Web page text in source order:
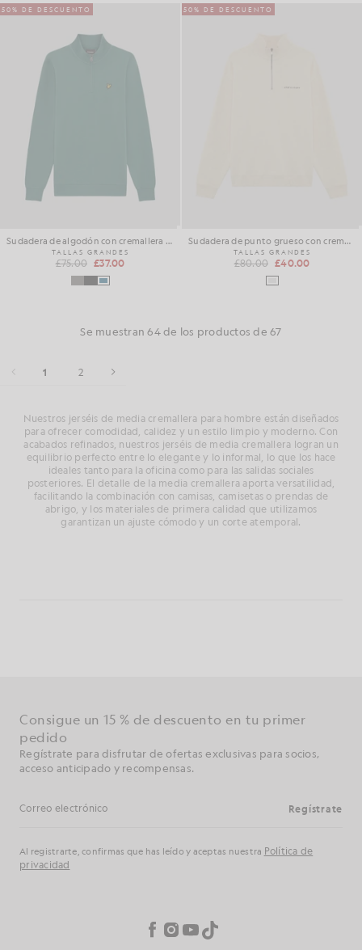
50% DE DESCUENTO
Sudadera de algodón con cremallera de 1/4
TALLAS GRANDES
£75.00 £37.00
50% DE DESCUENTO
Sudadera de punto grueso con cremallera de 1/4
TALLAS GRANDES
£80.00 £40.00
Se muestran 64 de los productos de 67
1 2
Nuestros jerséis de media cremallera para hombre están diseñados
para ofrecer comodidad, calidez y un estilo limpio y moderno. Con
acabados refinados, nuestros jerséis de media cremallera logran un
equilibrio perfecto entre lo elegante y lo informal, lo que los hace
ideales tanto para la oficina como para las salidas sociales
posteriores. El detalle de la media cremallera aporta versatilidad,
facilitando la combinación con camisas, camisetas o prendas de
abrigo, y los materiales de primera calidad que utilizamos
garantizan un ajuste cómodo y un corte atemporal.
Consigue un 15 % de descuento en tu primer
pedido
Regístrate para disfrutar de ofertas exclusivas para socios,
acceso anticipado y recompensas.
Dirección de correo electrónico Regístrate
Al registrarte, confirmas que has leído y aceptas nuestra Política de
privacidad
Facebook
Instagram
YouTube
TikTok